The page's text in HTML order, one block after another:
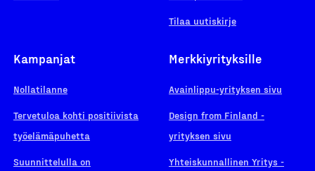
Tilaa uutiskirje
Kampanjat
Nollatilanne
Tervetuloa kohti positiivista
työelämäpuhetta
Suunnittelulla on
Merkkiyrityksille
Avainlippu-yrityksen sivu
Design from Finland -
yrityksen sivu
Yhteiskunnallinen Yritys -